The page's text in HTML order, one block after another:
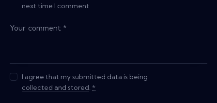
next time I comment.
I agree that my submitted data is being
collected and stored.*